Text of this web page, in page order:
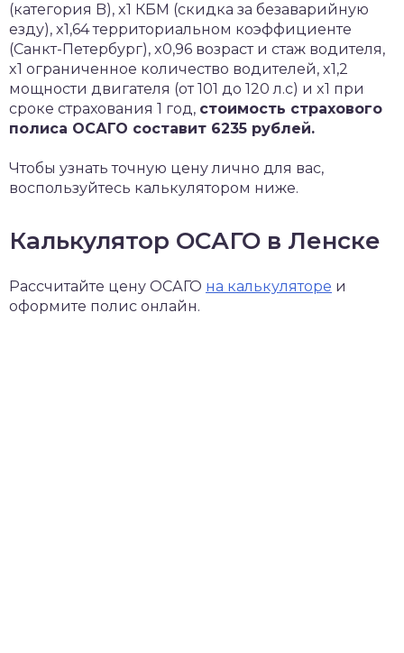
(категория B), x1 КБМ (скидка за безаварийную
езду), x1,64 территориальном коэффициенте
(Санкт-Петербург), x0,96 возраст и стаж водителя,
x1 ограниченное количество водителей, x1,2
мощности двигателя (от 101 до 120 л.с) и x1 при
сроке страхования 1 год, стоимость страхового
полиса ОСАГО составит 6235 рублей.
Чтобы узнать точную цену лично для вас,
воспользуйтесь калькулятором ниже.
Калькулятор ОСАГО в Ленске
Рассчитайте цену ОСАГО на калькуляторе и
оформите полис онлайн.